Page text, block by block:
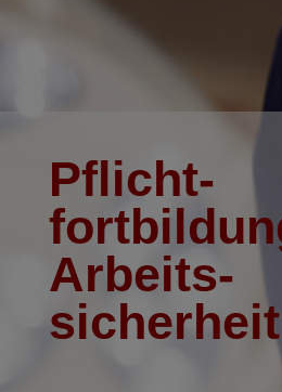
Pflicht­
Arbeits­
sicherheit